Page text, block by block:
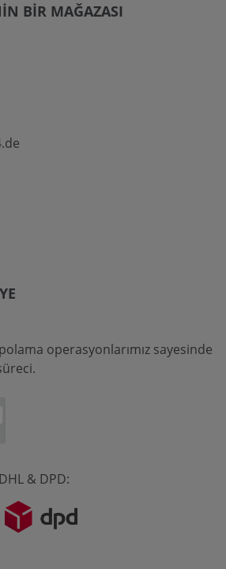
BIR MAĞAZASI
operasyonlarımız sayesinde
& DPD: